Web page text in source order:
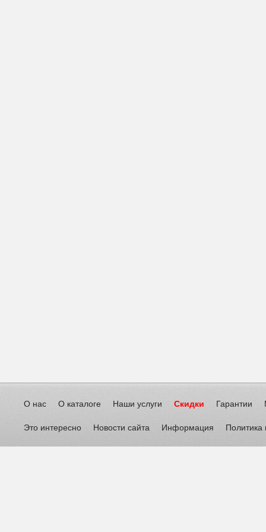
О нас О каталоге Наши услуги Скидки Гарантии
Это интересно Новости сайта Информация Политика